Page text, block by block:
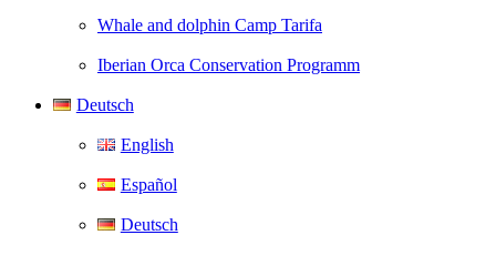
Whale and dolphin Camp Tarifa
Iberian Orca Conservation Programm
Deutsch
English
Español
Deutsch